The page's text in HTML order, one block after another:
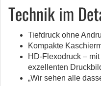
Technik im
Tiefdruck ohne
Kompakte
HD-Flexodruck –
exzellenten
„Wir sehen alle